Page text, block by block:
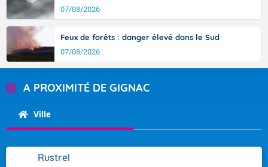
07/08/2026
Feux de forêts : danger élevé dans le Sud
07/08/2026
A PROXIMITÉ DE GIGNAC
Ville
Rustrel